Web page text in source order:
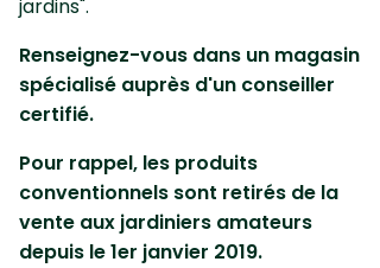
jardins".
Renseignez-vous dans un magasin
spécialisé auprès d'un conseiller
certifié.
Pour rappel, les produits
conventionnels sont retirés de la
vente aux jardiniers amateurs
depuis le 1er janvier 2019.